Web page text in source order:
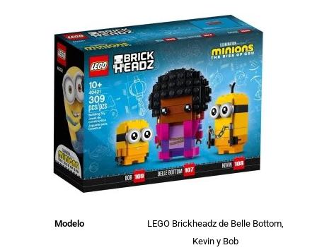
Modelo
LEGO Brickheadz de Belle Bottom,
Kevin y Bob